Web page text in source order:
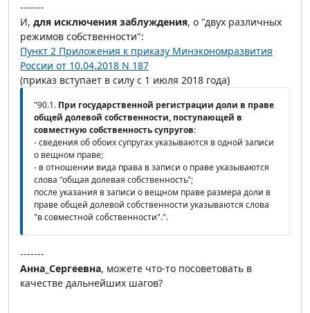
-------
И, для исключения заблуждения, о "двух различных
режимов собственности":
Пункт 2 Приложения к приказу Минэкономразвития
России от 10.04.2018 N 187
(приказ вступает в силу с 1 июля 2018 года)
"90.1. При государственной регистрации доли в праве
общей долевой собственности, поступающей в
совместную собственность супругов:
- сведения об обоих супругах указываются в одной записи
о вещном праве;
- в отношении вида права в записи о праве указываются
слова "общая долевая собственность";
после указания в записи о вещном праве размера доли в
праве общей долевой собственности указываются слова
"в совместной собственности".".
-------
Анна_Сергеевна, можете что-то посоветовать в
качестве дальнейших шагов?